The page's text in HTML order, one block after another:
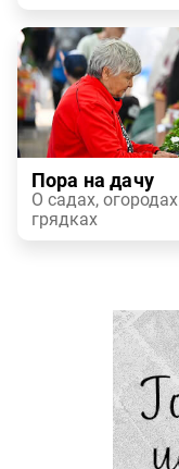
Пора на дачу
О садах,
грядках